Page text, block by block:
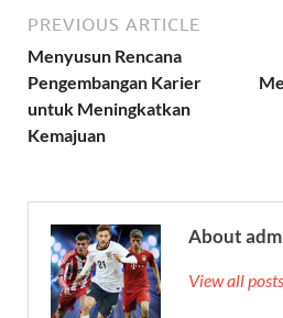
PREVIOUS ARTICLE
Menyusun Rencana
Pengembangan Karier
untuk Meningkatkan
Kemajuan
About
View all